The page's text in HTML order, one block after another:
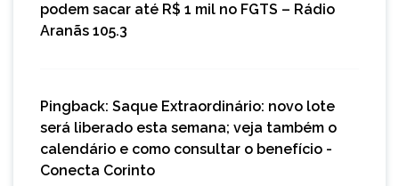
podem sacar até R$ 1 mil no FGTS – Rádio
Aranãs 105.3
Pingback: Saque Extraordinário: novo lote
será liberado esta semana; veja também o
calendário e como consultar o benefício -
Conecta Corinto